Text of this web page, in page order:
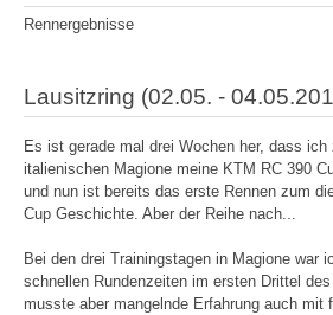
Rennergebnisse
Lausitzring (02.05. -
Es ist gerade mal drei Wochen her, dass
italienischen Magione meine KTM RC 390
und nun ist bereits das erste Rennen zum
Cup Geschichte. Aber der Reihe nach...
Bei den drei Trainingstagen in Magione war
schnellen Rundenzeiten im ersten Drittel des
musste aber mangelnde Erfahrung auch mit